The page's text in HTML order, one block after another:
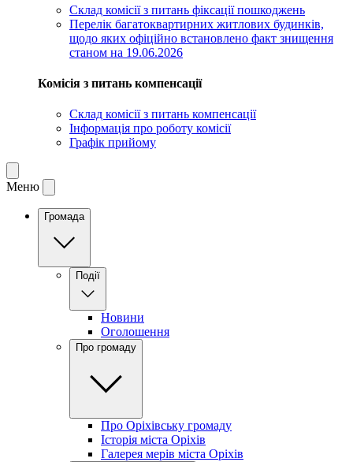
Склад комісії з питань фіксації пошкоджень
Перелік багатоквартирних житлових будинків,
щодо яких офіційно встановлено факт знищення
станом на 19.06.2026
Комісія з питань компенсації
Склад комісії з питань компенсації
Інформація про роботу комісії
Графік прийому
Меню
Громада
Події
Новини
Оголошення
Про громаду
Про Оріхівську громаду
Історія міста Оріхів
Галерея мерів міста Оріхів